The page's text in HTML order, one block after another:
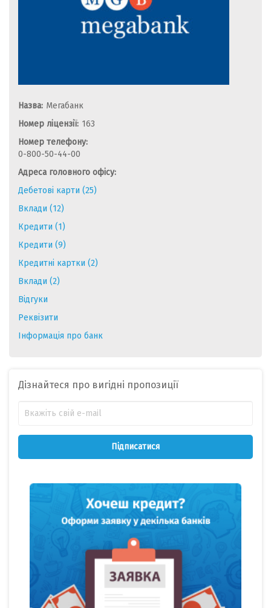
Назва: Мегабанк
Номер ліцензії: 163
Номер телефону:
0-800-50-44-00
Адреса головного офісу:
Дебетові карти (25)
Вклади (12)
Кредити (1)
Кредити (9)
Кредитні картки (2)
Вклади (2)
Відгуки
Реквізити
Інформація про банк
Дізнайтеся про вигідні пропозиції
Підписатися